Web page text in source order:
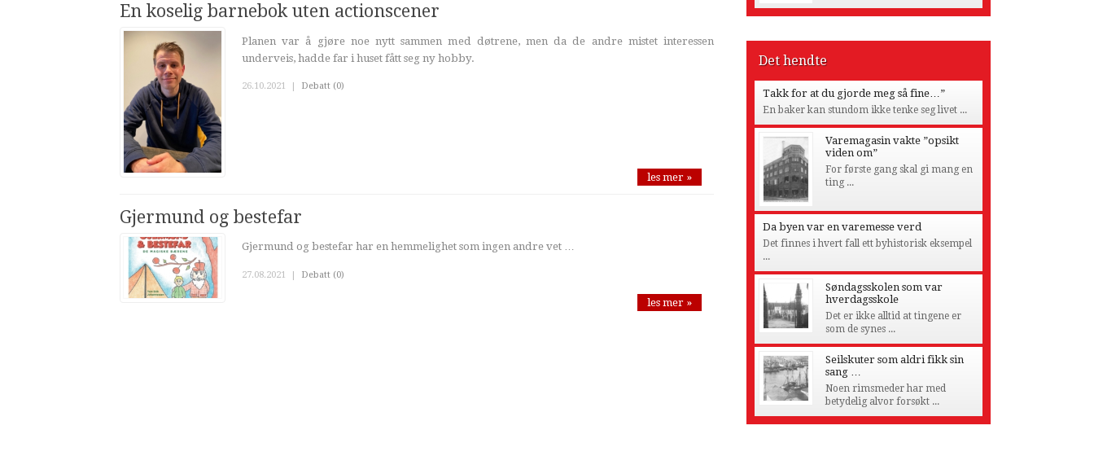
En koselig barnebok uten actionscener
Planen var å gjøre noe nytt sammen med døtrene, men da de andre mistet interessen
underveis, hadde far i huset fått seg ny hobby.
26.10.2021 | Debatt (0)
les mer »
Gjermund og bestefar
Gjermund og bestefar har en hemmelighet som ingen andre vet …
27.08.2021 | Debatt (0)
les mer »
Det hendte
Takk for at du gjorde meg så fine…”
En baker kan stundom ikke tenke seg livet ...
Varemagasin vakte ”opsikt
viden om”
For første gang skal gi mang en
ting ...
Da byen var en varemesse verd
Det finnes i hvert fall ett byhistorisk eksempel
...
Søndagsskolen som var
hverdagsskole
Det er ikke alltid at tingene er
som de synes ...
Seilskuter som aldri fikk sin
sang …
Noen rimsmeder har med
betydelig alvor forsøkt ...